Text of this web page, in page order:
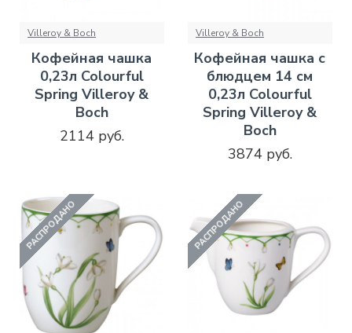
Villeroy & Boch
Кофейная чашка
0,23л Colourful
Spring Villeroy &
Boch
2114 руб.
Villeroy & Boch
Кофейная чашка с
блюдцем 14 см
0,23л Colourful
Spring Villeroy &
Boch
3874 руб.
РАСПРОДАНО РАСПРОДАНО